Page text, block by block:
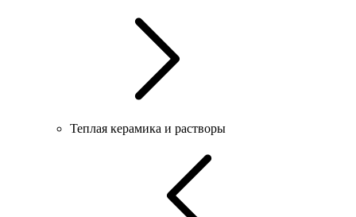
Теплая керамика и растворы